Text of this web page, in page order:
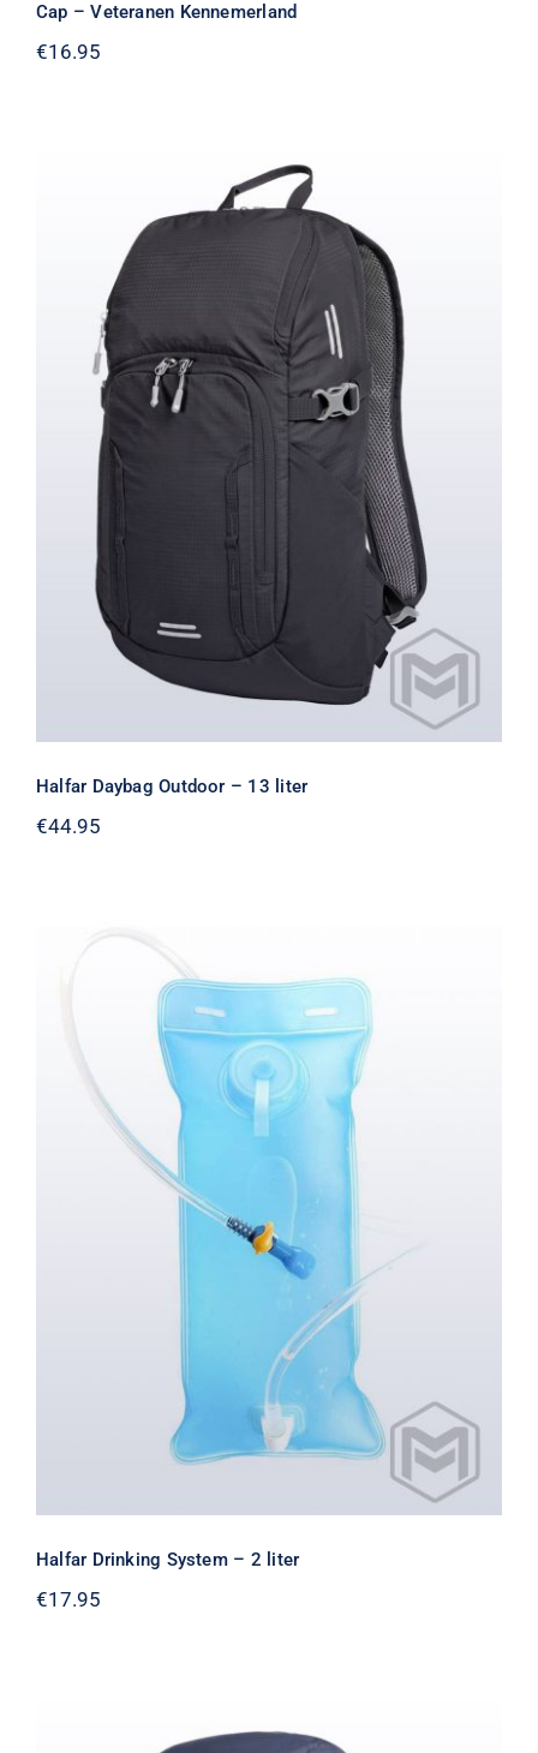
Cap – Veteranen Kennemerland
€16.95
Halfar Daybag Outdoor – 13 liter
Halfar Daybag Outdoor – 13 liter
€44.95
Halfar Drinking System – 2 liter
Halfar Drinking System – 2 liter
€17.95